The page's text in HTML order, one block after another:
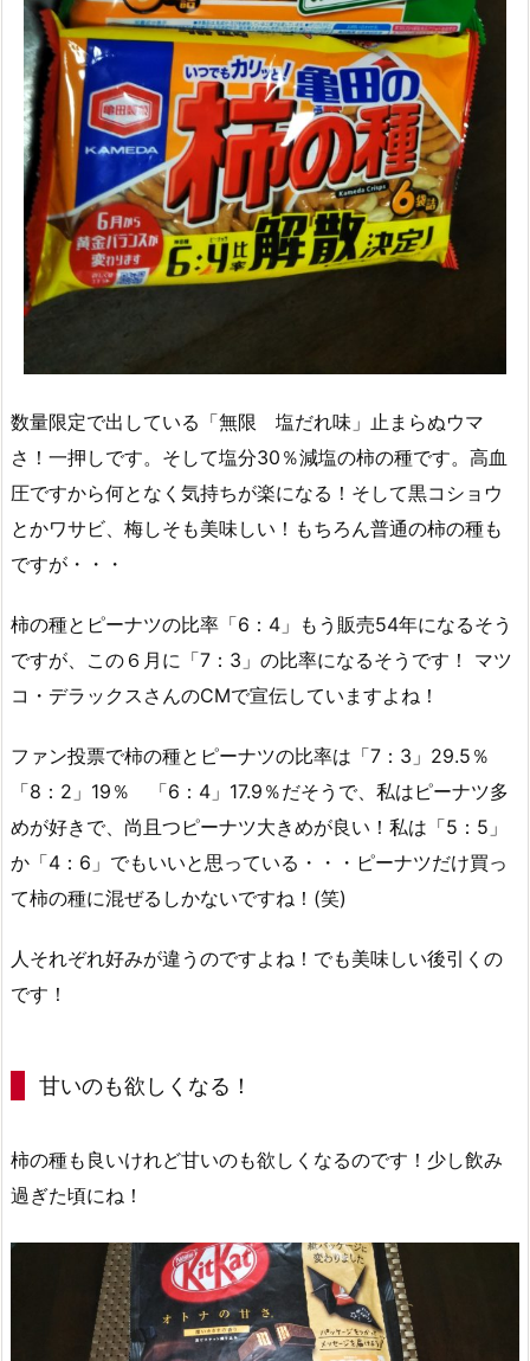
数量限定で出している「無限 塩だれ味」止まらぬウマ
さ！一押しです。そして塩分30％減塩の柿の種です。高血
圧ですから何となく気持ちが楽になる！そして黒コショウ
とかワサビ、梅しそも美味しい！もちろん普通の柿の種も
ですが・・・
柿の種とピーナツの比率「6：4」もう販売54年になるそう
ですが、この６月に「7：3」の比率になるそうです！ マツ
コ・デラックスさんのⅭⅯで宣伝していますよね！
ファン投票で柿の種とピーナツの比率は「7：3」29.5％
「8：2」19％ 「6：4」17.9％だそうで、私はピーナツ多
めが好きで、尚且つピーナツ大きめが良い！私は「5：5」
か「4：6」でもいいと思っている・・・ピーナツだけ買っ
て柿の種に混ぜるしかないですね！(笑)
人それぞれ好みが違うのですよね！でも美味しい後引くの
です！
甘いのも欲しくなる！
柿の種も良いけれど甘いのも欲しくなるのです！少し飲み
過ぎた頃にね！